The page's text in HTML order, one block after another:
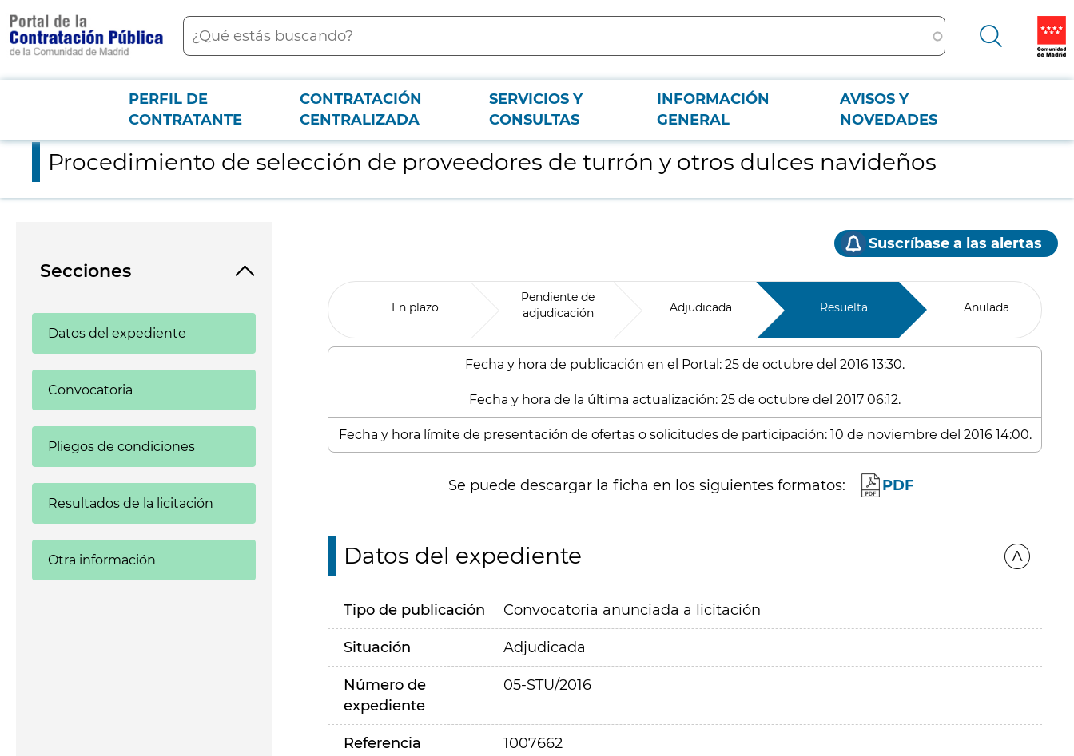
contenido
principal
Buscar
Menú PCON
PERFIL DE
CONTRATANTE
CONTRATACIÓN
CENTRALIZADA
SERVICIOS Y
CONSULTAS
INFORMACIÓN
GENERAL
AVISOS Y
NOVEDADES
Procedimiento de selección de proveedores de turrón y otros dulces navideños
Procedimiento de selección de proveedores de turrón y otros dulces navideños
Secciones
Datos del expediente
Convocatoria
Pliegos de condiciones
Resultados de la licitación
Otra información
Suscríbase a las alertas
En plazo
Pendiente de
adjudicación
Adjudicada Resuelta Anulada
Fecha y hora de publicación en el Portal: 25 de octubre del 2016 13:30.
Fecha y hora de la última actualización: 25 de octubre del 2017 06:12.
Fecha y hora límite de presentación de ofertas o solicitudes de participación: 10 de noviembre del 2016 14:00.
Se puede descargar la ficha en los siguientes formatos: PDF
Datos del expediente
Tipo de publicación Convocatoria anunciada a licitación
Situación Adjudicada
Número de
expediente
05-STU/2016
Referencia 1007662